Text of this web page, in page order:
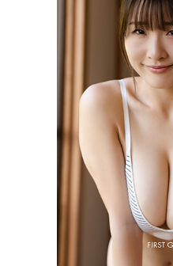
atsiskleidžia nauja jos pusė
nefiltruotos akimirkos
brandžių išraiškų, dėl kurių
greičiau. Kiekviena
žavesio aspektą, natūraliai
pasaulį. Kaip sako pati
natūraliausia fotosesija,
Ši nuotraukų knyga kupina
autentiško Kurumi
iš tikrųjų. Kiekvieną kartą
dar kartą. Tai knyga, kurioje
Kurumi su visu jos